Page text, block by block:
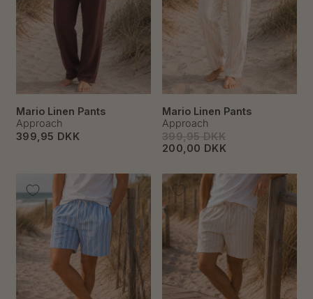
Mario Linen Pants
399,95 DKK
Approach
Mario Linen Pants
399,95 DKK
200,00 DKK
Approach